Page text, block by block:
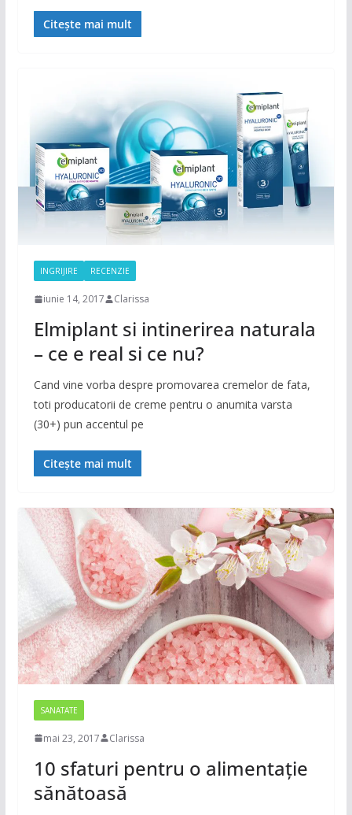
Citește mai mult
INGRIJIRE RECENZIE
iunie 14, 2017 Clarissa
Elmiplant si intinerirea naturala
– ce e real si ce nu?
Cand vine vorba despre promovarea cremelor de fata,
toti producatorii de creme pentru o anumita varsta
(30+) pun accentul pe
Citește mai mult
SANATATE
mai 23, 2017 Clarissa
10 sfaturi pentru o alimentație
sănătoasă